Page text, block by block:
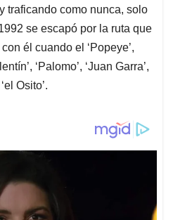
traficando como nunca, solo
se escapó por la ruta que
él cuando el ‘Popeye’,
‘Palomo’, ‘Juan Garra’,
Osito’.